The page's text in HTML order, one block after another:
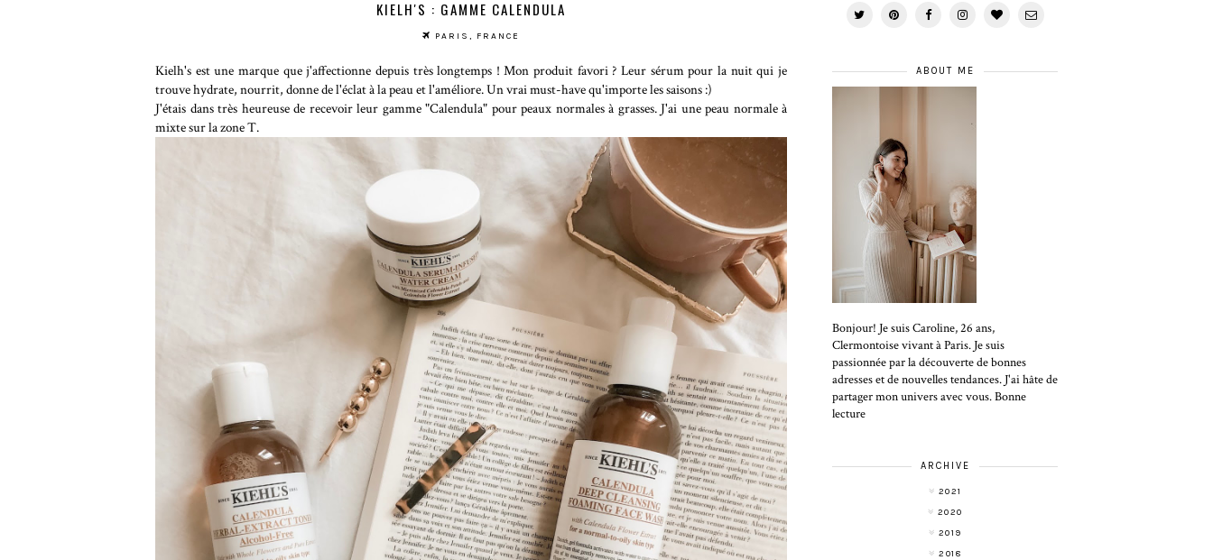
KIELH'S : GAMME CALENDULA
PARIS, FRANCE
Kielh's est une marque que j'affectionne depuis très longtemps ! Mon produit favori ? Leur sérum pour la nuit qui je
trouve hydrate, nourrit, donne de l'éclat à la peau et l'améliore. Un vrai must-have qu'importe les saisons :)
J'étais dans très heureuse de recevoir leur gamme "Calendula" pour peaux normales à grasses. J'ai une peau normale à
mixte sur la zone T.
ABOUT ME
Bonjour! Je suis Caroline, 26 ans,
Clermontoise vivant à Paris. Je suis
passionnée par la découverte de bonnes
adresses et de nouvelles tendances. J'ai hâte de
partager mon univers avec vous. Bonne
lecture
ARCHIVE
2021
2020
2019
2018